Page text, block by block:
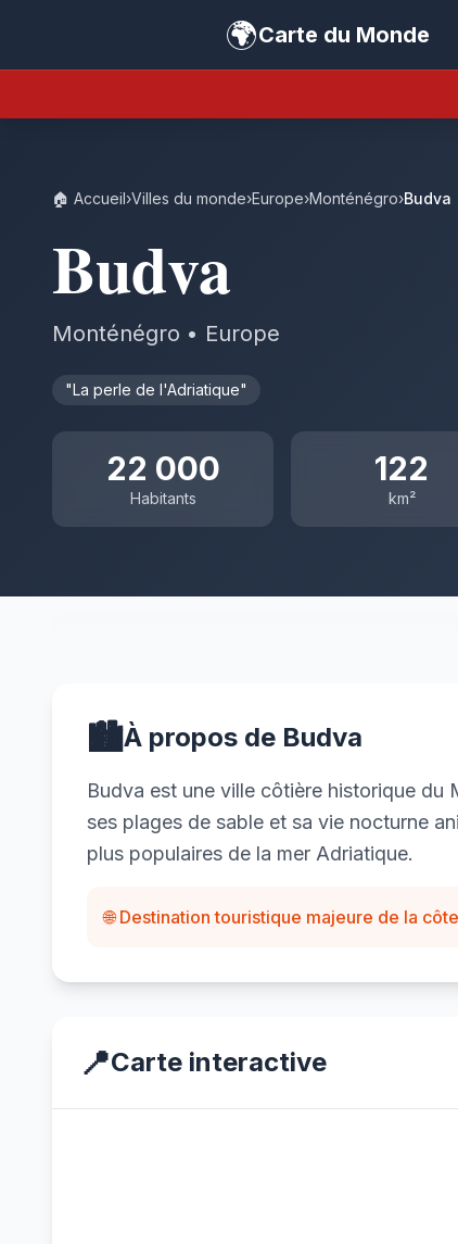
🌍Carte du Monde
🏠 Accueil›Villes du monde›Europe›Monténégro›Budva
Budva
Monténégro • Europe
"La perle de l'Adriatique"
22 000
Habitants
122
km²
🏙️À propos de Budva
Budva est une ville côtière historique
ses plages de sable et sa vie nocturne
plus populaires de la mer Adriatique.
🌐 Destination touristique majeure de la
📍Carte interactive